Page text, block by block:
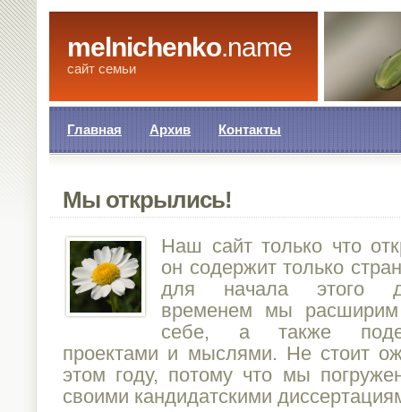
melnichenko.name
сайт семьи
Главная Архив Контакты
Мы открылись!
Наш сайт только что
он содержит только
для начала этого
временем мы
себе, а также
проектами и мыслями. Не стоит
этом году, потому что мы
своими кандидатскими